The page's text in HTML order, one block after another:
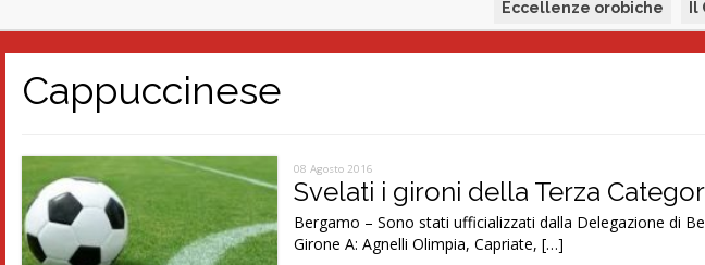
Eccellenze orobiche
Cappuccinese
08 Agosto 2016
Svelati i gironi della Terza
Bergamo – Sono stati ufficializzati dalla Delegazione di
Girone A: Agnelli Olimpia, Capriate, […]